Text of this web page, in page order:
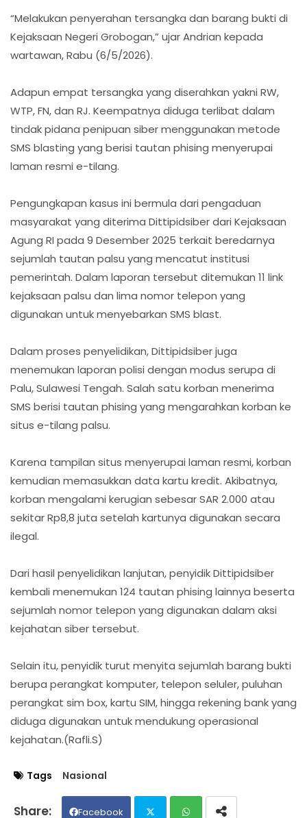
“Melakukan penyerahan tersangka dan barang bukti di
Kejaksaan Negeri Grobogan,” ujar Andrian kepada
wartawan, Rabu (6/5/2026).
Adapun empat tersangka yang diserahkan yakni RW,
WTP, FN, dan RJ. Keempatnya diduga terlibat dalam
tindak pidana penipuan siber menggunakan metode
SMS blasting yang berisi tautan phising menyerupai
laman resmi e-tilang.
Pengungkapan kasus ini bermula dari pengaduan
masyarakat yang diterima Dittipidsiber dari Kejaksaan
Agung RI pada 9 Desember 2025 terkait beredarnya
sejumlah tautan palsu yang mencatut institusi
pemerintah. Dalam laporan tersebut ditemukan 11 link
kejaksaan palsu dan lima nomor telepon yang
digunakan untuk menyebarkan SMS blast.
Dalam proses penyelidikan, Dittipidsiber juga
menemukan laporan polisi dengan modus serupa di
Palu, Sulawesi Tengah. Salah satu korban menerima
SMS berisi tautan phising yang mengarahkan korban ke
situs e-tilang palsu.
Karena tampilan situs menyerupai laman resmi, korban
kemudian memasukkan data kartu kredit. Akibatnya,
korban mengalami kerugian sebesar SAR 2.000 atau
sekitar Rp8,8 juta setelah kartunya digunakan secara
ilegal.
Dari hasil penyelidikan lanjutan, penyidik Dittipidsiber
kembali menemukan 124 tautan phising lainnya beserta
sejumlah nomor telepon yang digunakan dalam aksi
kejahatan siber tersebut.
Selain itu, penyidik turut menyita sejumlah barang bukti
berupa perangkat komputer, telepon seluler, puluhan
perangkat sim box, kartu SIM, hingga rekening bank yang
diduga digunakan untuk mendukung operasional
kejahatan.(Rafli.S)
Tags Nasional
Facebook